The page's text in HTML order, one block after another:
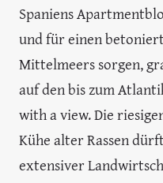
Spaniens
und für einen
Mittelmeers sorgen,
auf den bis zum
with a view. Die
Kühe alter Rassen
extensiver